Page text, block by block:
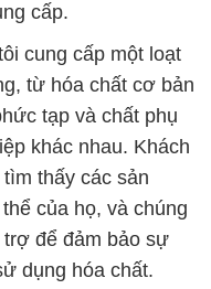
cấp.
cung cấp một loạt
từ hóa chất cơ bản
tạp và chất phụ
khác nhau. Khách
thấy các sản
của họ, và chúng
để đảm bảo sự
dụng hóa chất.